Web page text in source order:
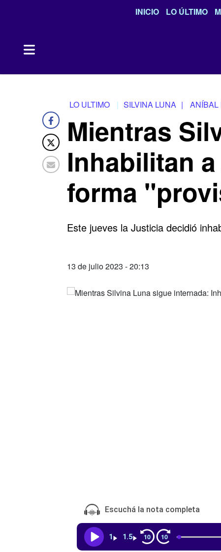
INICIO LO ÚLTIMO
LO ULTIMO SILVINA LUNA | ANÍBAL
Mientras
Inhabilitan
forma
Este jueves la Justicia decidió
13 de julio 2023 - 20:13
Escuchá la nota completa
1 1.5 10 10